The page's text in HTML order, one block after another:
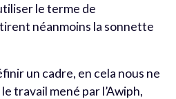
le terme de
néanmoins la sonnette
un cadre, en cela nous ne
travail mené par l’Awiph,